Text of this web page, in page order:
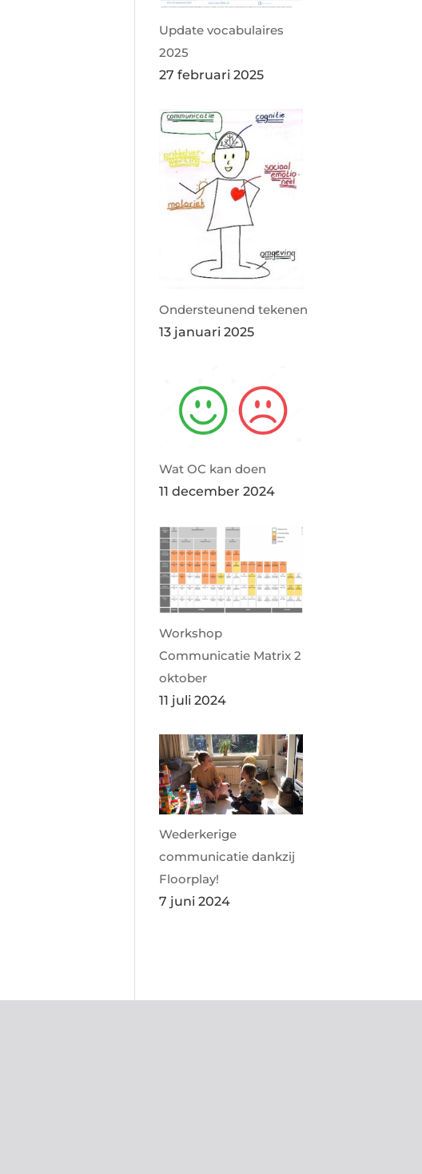
Update vocabulaires
2025
27 februari 2025
Ondersteunend tekenen
13 januari 2025
Wat OC kan doen
11 december 2024
Workshop
Communicatie Matrix 2
oktober
11 juli 2024
Wederkerige
communicatie dankzij
Floorplay!
7 juni 2024